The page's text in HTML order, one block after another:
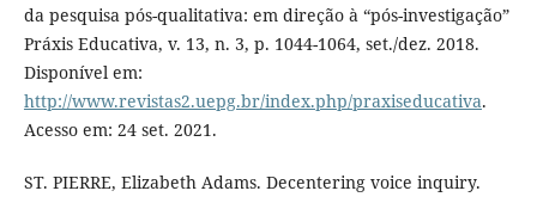
da pesquisa pós-qualitativa: em direção à “pós-investigação”
Práxis Educativa, v. 13, n. 3, p. 1044-1064, set./dez. 2018.
Disponível em:
http://www.revistas2.uepg.br/index.php/praxiseducativa.
Acesso em: 24 set. 2021.
ST. PIERRE, Elizabeth Adams. Decentering voice inquiry.